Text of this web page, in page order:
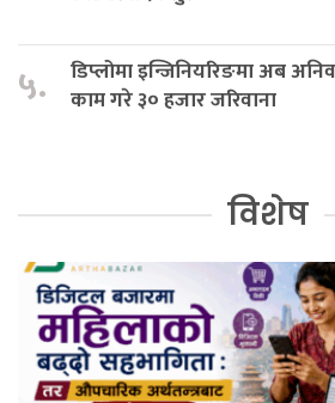
५.
डिप्लोमा इन्जिनियरिङमा अब
काम गरे ३० हजार जरिवाना
विशेष